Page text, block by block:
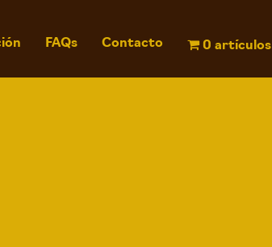
FAQs Contacto 0 artículos